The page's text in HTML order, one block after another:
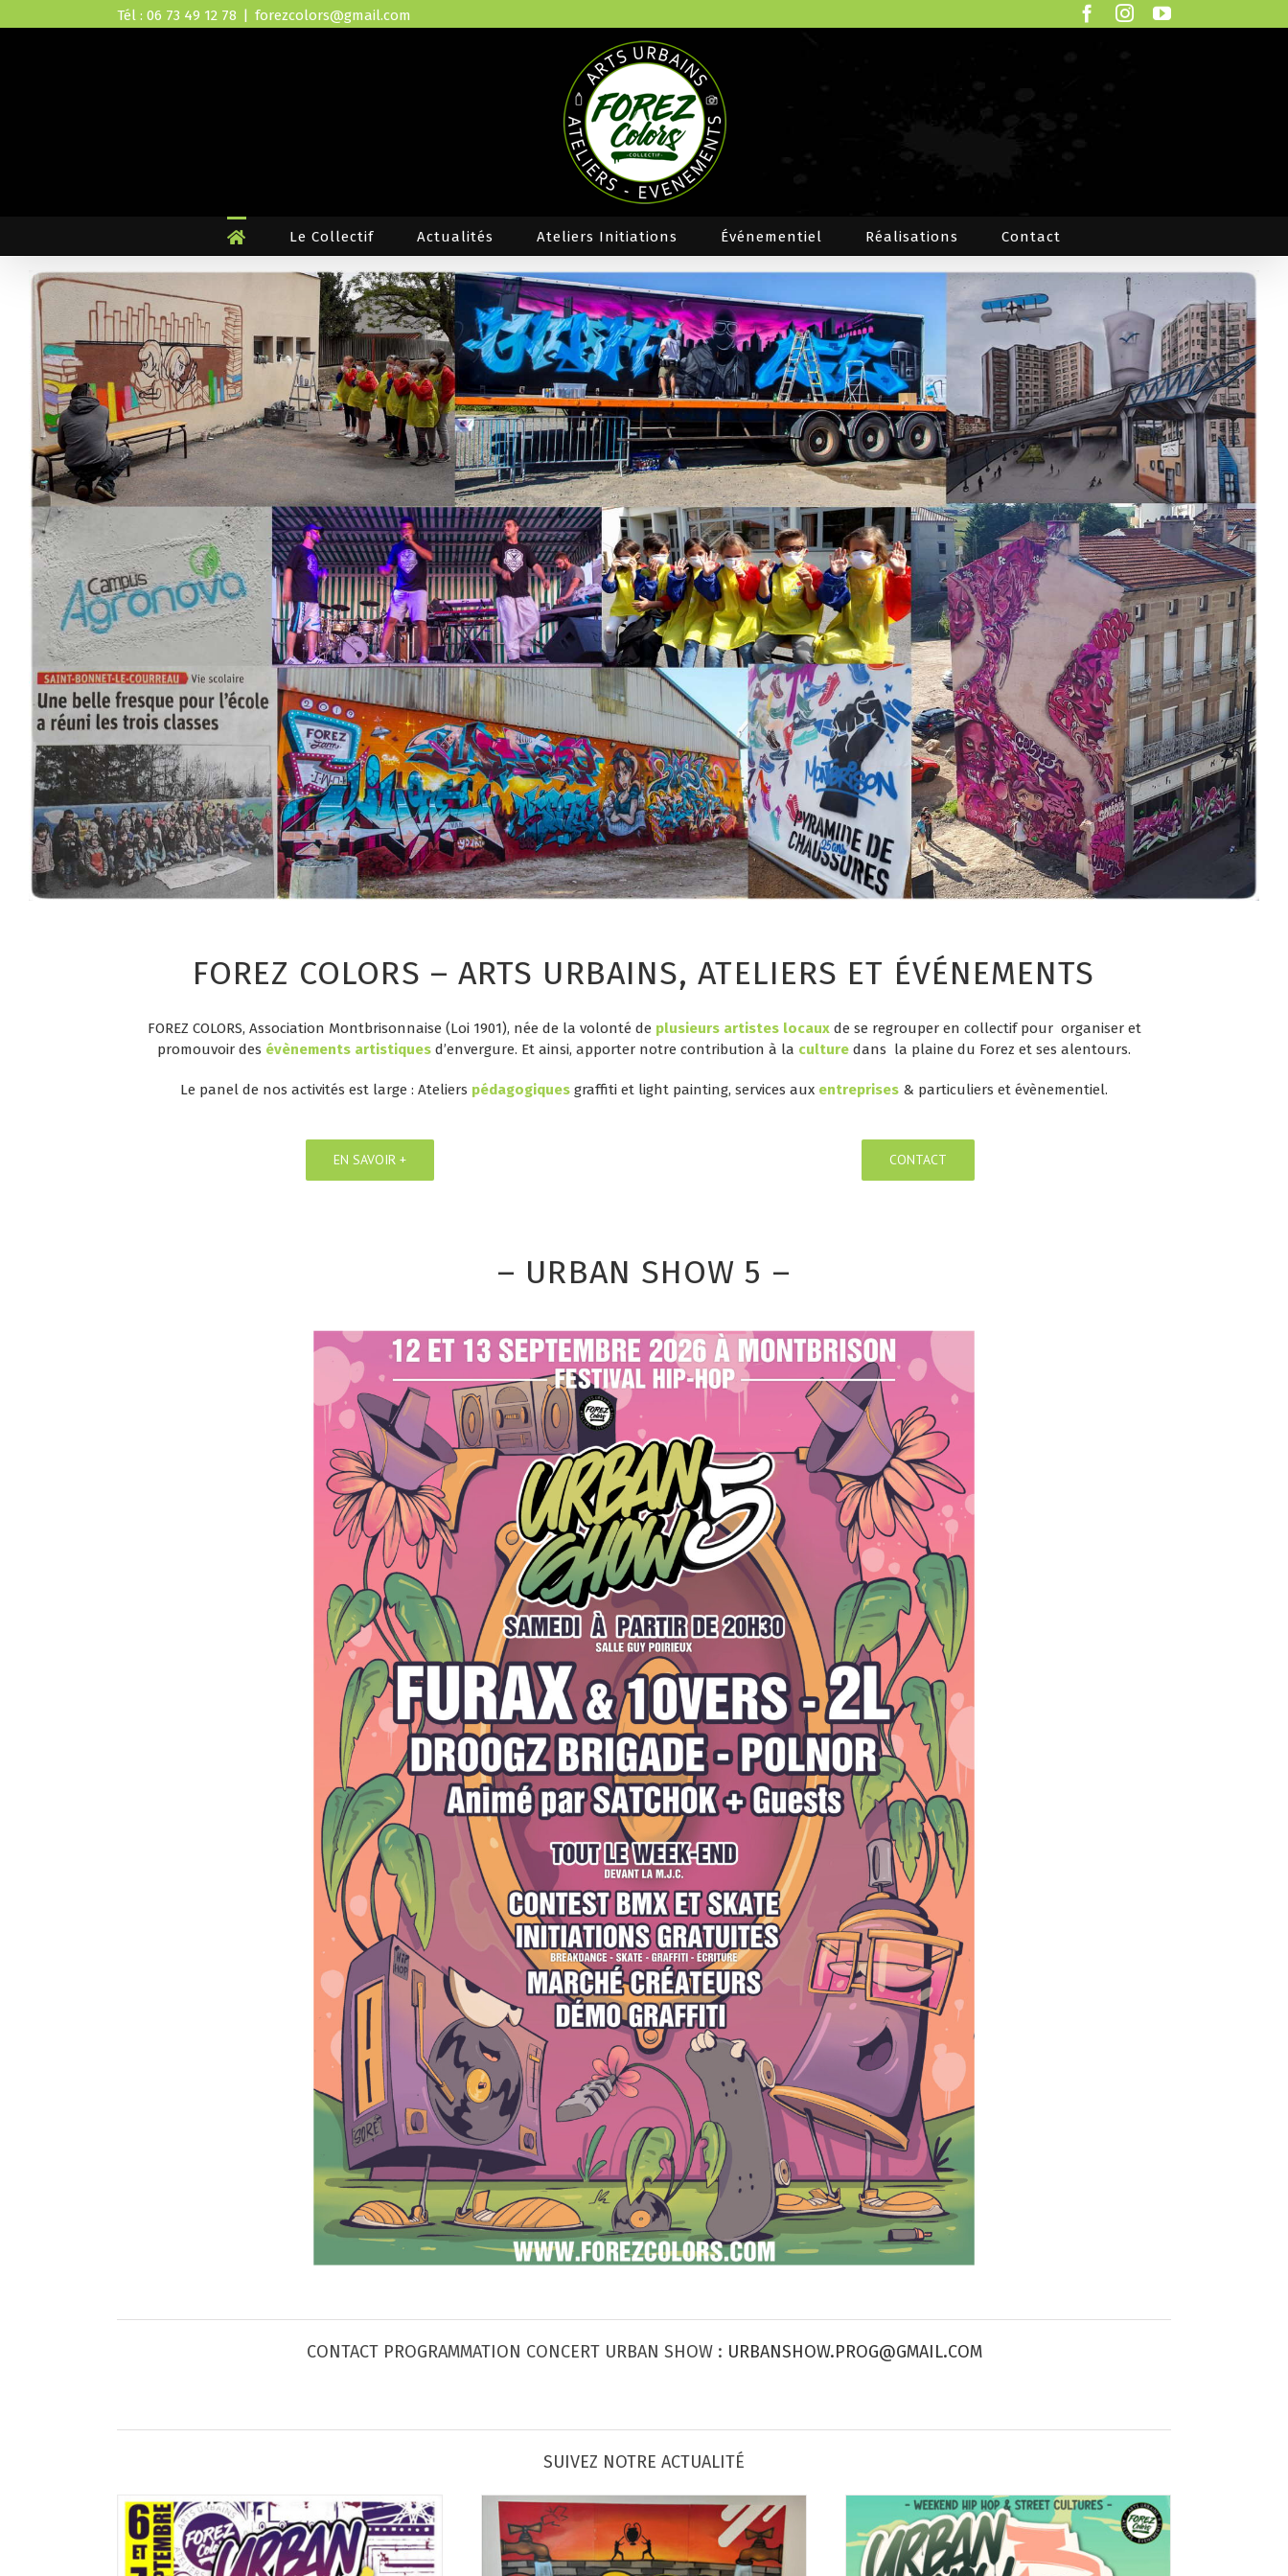
to
Tél : 06 73 49 12 78 | forezcolors@gmail.com Facebook
InstagramYouTube
Le Collectif Actualités Ateliers Initiations Événementiel Réalisations Contact
FOREZ COLORS – ARTS URBAINS, ATELIERS ET ÉVÉNEMENTS
FOREZ COLORS, Association Montbrisonnaise(Loi 1901), née de la volonté de plusieurs artistes locauxde se regrouper en collectif pour organiser et
promouvoir des évènements artistiques d’envergure. Et ainsi, apporter notre contribution à la culture dans la plaine du Forez et ses alentours.
Le panel de nos activités est large : Ateliers pédagogiques graffiti et light painting, services aux entreprises & particuliers et évènementiel.
EN SAVOIR + CONTACT
– URBAN SHOW 5 –
CONTACT PROGRAMMATION CONCERT URBAN SHOW : URBANSHOW.PROG@GMAIL.COM
SUIVEZ NOTRE ACTUALITÉ